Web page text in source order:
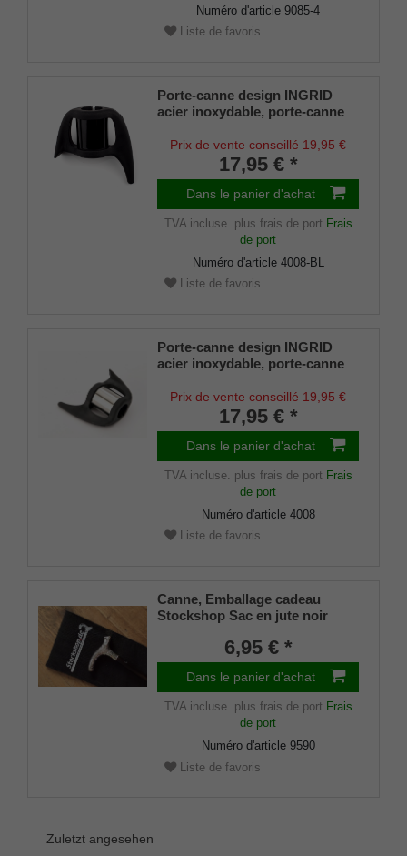
Numéro d'article 9085-4
Liste de favoris
Porte-canne design INGRID
acier inoxydable, porte-canne
22mm), caoutchouc souple
Prix de vente conseillé 19,95 €
17,95 € *
Dans le panier d'achat
TVA incluse. plus frais de port Frais
de port
Numéro d'article 4008-BL
Liste de favoris
Porte-canne design INGRID
acier inoxydable, porte-canne
22mm), caoutchouc souple
Prix de vente conseillé 19,95 €
17,95 € *
Dans le panier d'achat
TVA incluse. plus frais de port Frais
de port
Numéro d'article 4008
Liste de favoris
Canne, Emballage cadeau
Stockshop Sac en jute noir
6,95 € *
Dans le panier d'achat
TVA incluse. plus frais de port Frais
de port
Numéro d'article 9590
Liste de favoris
Zuletzt angesehen